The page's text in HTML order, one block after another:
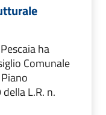
ha
Comunale
L.R. n.